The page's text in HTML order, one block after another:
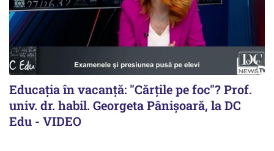
Educația în vacanță: "Cărțile pe foc"? Prof.
univ. dr. habil. Georgeta Pânișoară, la DC
Edu - VIDEO